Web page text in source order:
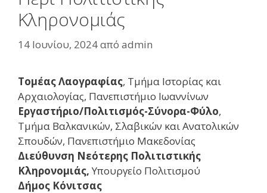
Κληρονομιάς
14 Ιουνίου, 2024από admin
Τομέας Λαογραφίας, Τμήμα Ιστορίας και
Αρχαιολογίας, Πανεπιστήμιο Ιωαννίνων
Eργαστήριο/Πολιτισμός-Σύνορα-Φύλο,
Τμήμα Βαλκανικών, Σλαβικών και Ανατολικών
Σπουδών, Πανεπιστήμιο Μακεδονίας
Διεύθυνση Νεότερης Πολιτιστικής
Κληρονομιάς, Υπουργείο Πολιτισμού
Δήμος Κόνιτσας